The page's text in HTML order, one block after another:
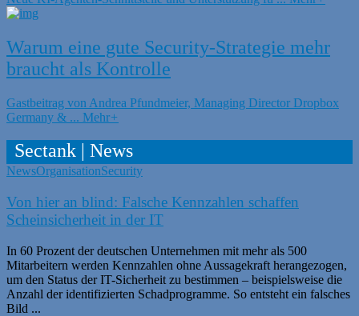
Warum eine gute Security-Strategie mehr
braucht als Kontrolle
Gastbeitrag von Andrea Pfundmeier, Managing Director Dropbox
Germany & ... Mehr+
Sectank | News
NewsOrganisationSecurity
Von hier an blind: Falsche Kennzahlen schaffen
Scheinsicherheit in der IT
In 60 Prozent der deutschen Unternehmen mit mehr als 500
Mitarbeitern werden Kennzahlen ohne Aussagekraft herangezogen,
um den Status der IT-Sicherheit zu bestimmen – beispielsweise die
Anzahl der identifizierten Schadprogramme. So entsteht ein falsches
Bild ...